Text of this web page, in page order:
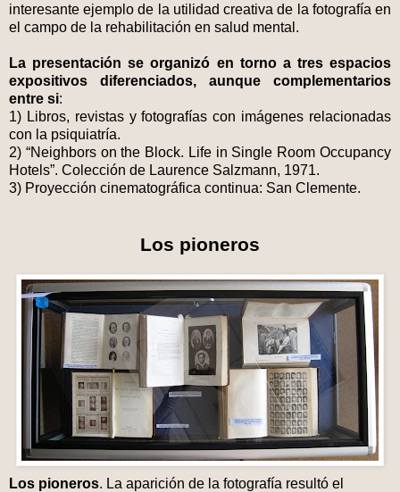
interesante ejemplo de la utilidad creativa de la fotografía en
el campo de la rehabilitación en salud mental.
La presentación se organizó en torno a tres espacios
expositivos diferenciados, aunque complementarios
entre si:
1) Libros, revistas y fotografías con imágenes relacionadas
con la psiquiatría.
2) “Neighbors on the Block. Life in Single Room Occupancy
Hotels”. Colección de Laurence Salzmann, 1971.
3) Proyección cinematográfica continua: San Clemente.
Los pioneros
Los pioneros. La aparición de la fotografía resultó el